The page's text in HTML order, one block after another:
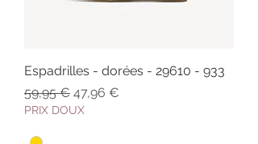
Espadrilles - dorées - 29610 - 933
Prix original
59,95 € Prix promotionnel
47,96 €
PRIX DOUX